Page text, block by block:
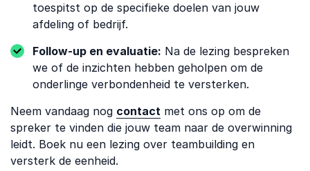
toespitst op de specifieke doelen van jouw
afdeling of bedrijf.
Follow-up en evaluatie: Na de lezing bespreken
we of de inzichten hebben geholpen om de
onderlinge verbondenheid te versterken.
Neem vandaag nog contact met ons op om de
spreker te vinden die jouw team naar de overwinning
leidt. Boek nu een lezing over teambuilding en
versterk de eenheid.